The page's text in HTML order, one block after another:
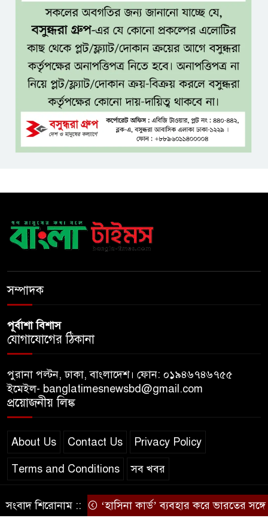
সেনাসদস্য হাফিজুর রহমানকে
পুনরায় গ্রেপ্তার
হাসিনাকে ঘিরে ঢাকা-দিল্লি সম্পর্কে
নতুন টানাপোড়েন
মজুদদারির বিরুদ্ধে বিশেষ ক্ষমতা
আইন প্রয়োগের হুঁশিয়ারি আইনমন্ত্রীর
বিশ্বকাপে মেসিকে লক্ষ্য করে
রোনাল্ডোও
প্রধানমন্ত্রীর প্রথম চট্টগ্রাম সফর,
উচ্ছ্বসিত নেতাকর্মীরা
সম্পাদক
পূর্বাশা বিশাস
যোগাযোগের ঠিকানা
পুরানা পল্টন, ঢাকা, বাংলাদেশ। ফোন: ০১৯৪৬৭৪৬৭৫৫
ইমেইল- banglatimesnewsbd@gmail.com
প্রয়োজনীয় লিঙ্ক
About Us Contact Us Privacy Policy
Terms and Conditions সব খবর
© স্বত্ব বাংলা-টাইমস ২০২০-২০২৪
সংবাদ শিরোনাম ::‘হাসিনা কার্ড’ ব্যবহার করে ভারতের সঙ্গে